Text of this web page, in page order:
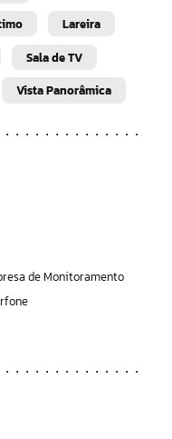
Lareira
Sala de TV
Vista Panorâmica
de Monitoramento